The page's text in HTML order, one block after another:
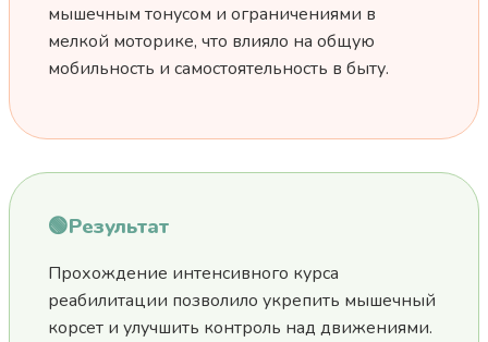
мышечным тонусом и ограничениями в
мелкой моторике, что влияло на общую
мобильность и самостоятельность в быту.
🟢Результат
Прохождение интенсивного курса
реабилитации позволило укрепить мышечный
корсет и улучшить контроль над движениями.